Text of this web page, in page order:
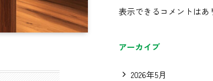
表示できるコメントはあ
アーカイブ
2026年5月